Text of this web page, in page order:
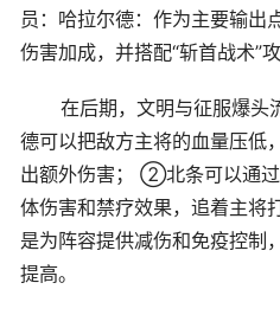
员：哈拉尔德：作为主要输出
伤害加成，并搭配“斩首战术”
在后期，文明与征服爆
德可以把敌方主将的血量压低
出额外伤害； ②北条可以通
体伤害和禁疗效果，追着主
是为阵容提供减伤和免疫控制
提高。